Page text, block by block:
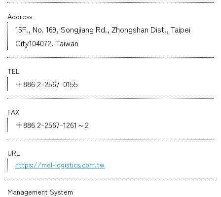
サステナビリティ
企業情報
お問い合わせ
Address
15F., No. 169, Songjiang Rd., Zhongshan Dist., Taipei
City104072, Taiwan
TEL
＋886 2-2567-0155
FAX
＋886 2-2567-1261～2
URL
https://mol-logistics.com.tw
Management System